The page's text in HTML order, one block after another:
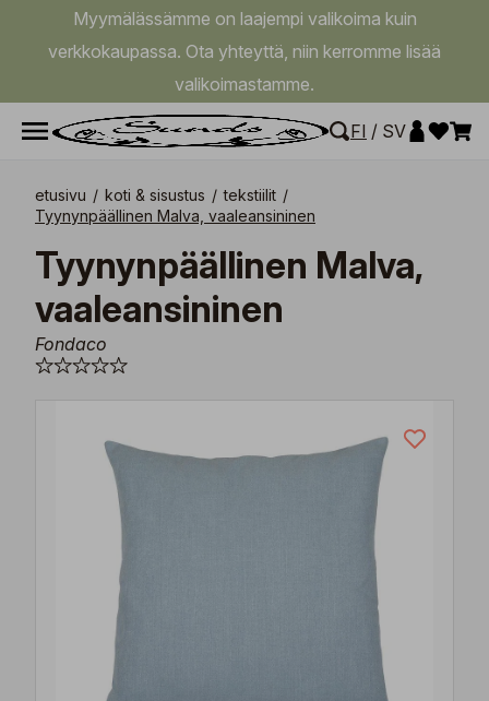
Myymälässämme on laajempi valikoima kuin
verkkokaupassa. Ota yhteyttä, niin kerromme lisää
valikoimastamme.
FI / SV
etusivu / koti & sisustus / tekstiilit /
Tyynynpäällinen Malva, vaaleansininen
Tyynynpäällinen Malva,
vaaleansininen
Fondaco